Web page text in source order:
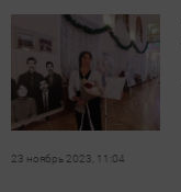
23 ноябрь 2023, 11:04